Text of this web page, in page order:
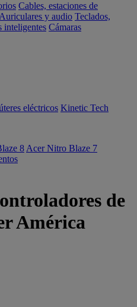
Cables, estaciones de
Auriculares y audio Teclados,
inteligentes Cámaras
eléctricos Kinetic Tech
8 Acer Nitro Blaze 7
de
América